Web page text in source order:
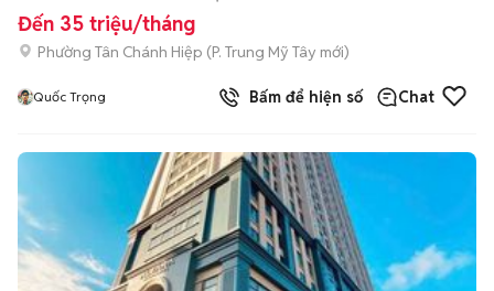
Đến 35 triệu/tháng
Phường Tân Chánh Hiệp (P. Trung Mỹ Tây mới)
Quốc Trọng Bấm để hiện số Chat